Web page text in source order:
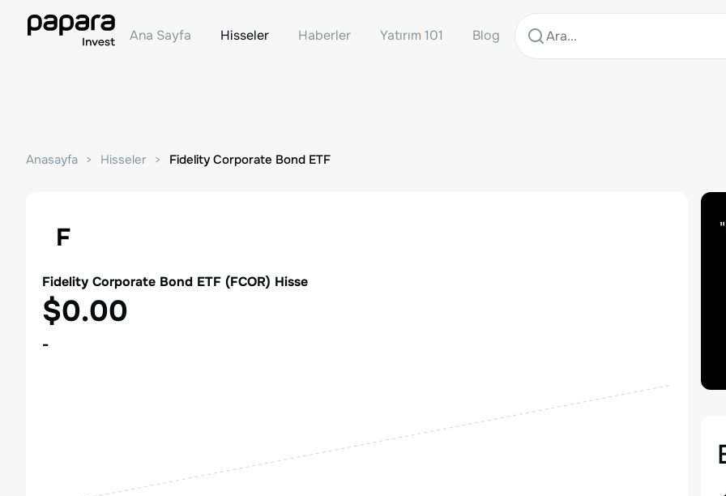
Ana Sayfa Hisseler Haberler Yatırım 101 Blog
Anasayfa Hisseler Fidelity Corporate Bond ETF
F
Fidelity Corporate Bond ETF (FCOR) Hisse
$0.00
-
"